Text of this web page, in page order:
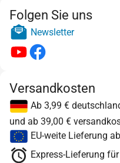
Folgen Sie uns
Newsletter
Versandkosten
Ab 3,99 €
und ab 39,00 €
EU-weite Lieferung
Express-Lieferung